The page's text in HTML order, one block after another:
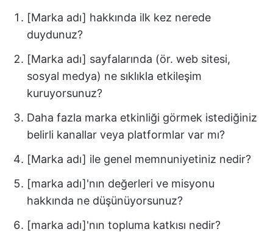
[Marka adı] hakkında ilk kez nerede
duydunuz?
[Marka adı] sayfalarında (ör. web sitesi,
sosyal medya) ne sıklıkla etkileşim
kuruyorsunuz?
Daha fazla marka etkinliği görmek istediğiniz
belirli kanallar veya platformlar var mı?
[Marka adı] ile genel memnuniyetiniz nedir?
[marka adı]'nın değerleri ve misyonu
hakkında ne düşünüyorsunuz?
[marka adı]'nın topluma katkısı nedir?